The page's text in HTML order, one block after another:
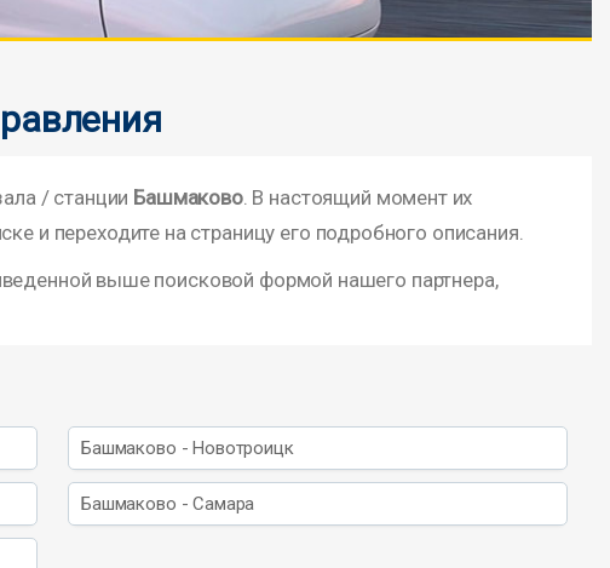
/ станции Башмаково. В настоящий момент их
и переходите на страницу его подробного описания.
выше поисковой формой нашего партнера,
Башмаково - Новотроицк
Башмаково - Самара